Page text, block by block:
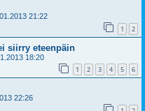
21:22
1 2
siirry eteenpäin
18:20
1 2 3 4 5 6
22:26